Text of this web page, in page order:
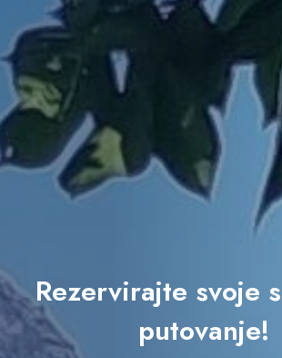
Rezervirajte svoje
putovanje!